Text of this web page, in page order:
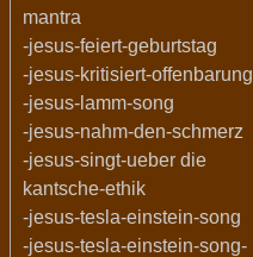
mantra
-jesus-feiert-geburtstag
-jesus-kritisiert-offenbarung
-jesus-lamm-song
-jesus-nahm-den-schmerz
-jesus-singt-ueber die
kantsche-ethik
-jesus-tesla-einstein-song
-jesus-tesla-einstein-song-